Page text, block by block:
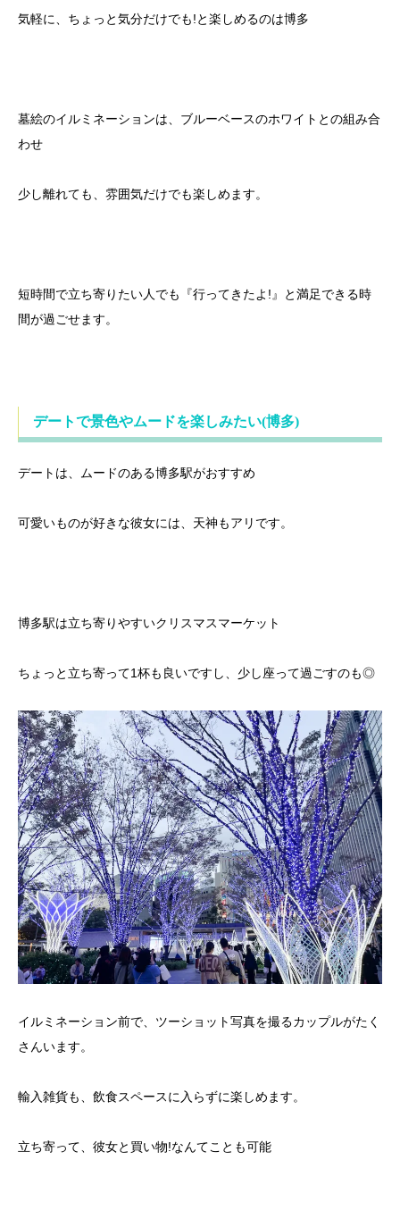
気軽に、ちょっと気分だけでも!と楽しめるのは博多
墓絵のイルミネーションは、ブルーベースのホワイトとの組み合
わせ
少し離れても、雰囲気だけでも楽しめます。
短時間で立ち寄りたい人でも『行ってきたよ!』と満足できる時
間が過ごせます。
デートで景色やムードを楽しみたい(博多)
デートは、ムードのある博多駅がおすすめ
可愛いものが好きな彼女には、天神もアリです。
博多駅は立ち寄りやすいクリスマスマーケット
ちょっと立ち寄って1杯も良いですし、少し座って過ごすのも◎
イルミネーション前で、ツーショット写真を撮るカップルがたく
さんいます。
輸入雑貨も、飲食スペースに入らずに楽しめます。
立ち寄って、彼女と買い物!なんてことも可能